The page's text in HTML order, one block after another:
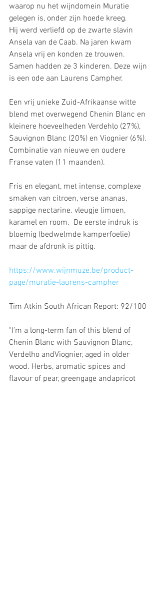
waarop nu het wijndomein Muratie
gelegen is, onder zijn hoede kreeg.
Hij werd verliefd op de zwarte slavin
Ansela van de Caab. Na jaren kwam
Ansela vrij en konden ze trouwen.
Samen hadden ze 3 kinderen. Deze wijn
is een ode aan Laurens Campher.
Een vrij unieke Zuid-Afrikaanse witte
blend met overwegend Chenin Blanc en
kleinere hoeveelheden Verdehlo (27%),
Sauvignon Blanc (20%) en Viognier (6%).
Combinatie van nieuwe en oudere
Franse vaten (11 maanden).
Fris en elegant, met intense, complexe
smaken van citroen, verse ananas,
sappige nectarine. vleugje limoen,
karamel en room.  De eerste indruk is
bloemig (bedwelmde kamperfoelie)
maar de afdronk is pittig.
https://www.wijnmuze.be/product-
page/muratie-laurens-campher
Tim Atkin South African Report: 92/100
"I’m a long-term fan of this blend of
Chenin Blanc with Sauvignon Blanc,
Verdelho andViognier, aged in older
wood. Herbs, aromatic spices and
flavour of pear, greengage andapricot